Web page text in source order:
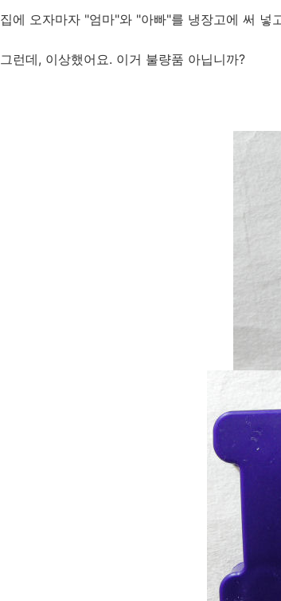
집에 오자마자 "엄마"와 "아빠"를 냉장고에 써 넣
그런데, 이상했어요. 이거 불량품 아닙니까?